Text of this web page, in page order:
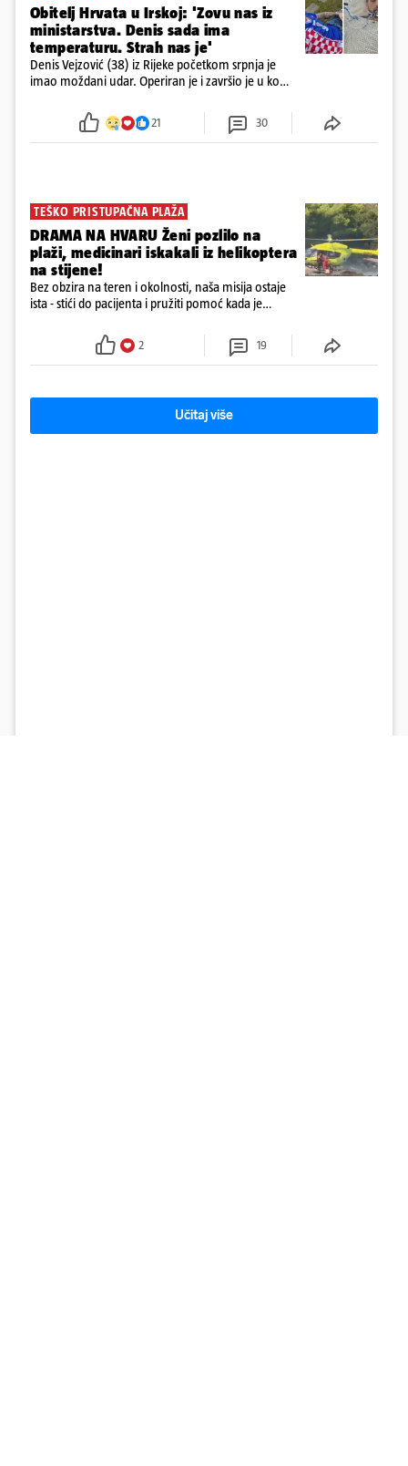
Obitelj Hrvata u Irskoj: 'Zovu nas iz
ministarstva. Denis sada ima
temperaturu. Strah nas je'
Denis Vejzović (38) iz Rijeke početkom srpnja je
imao moždani udar. Operiran je i završio je u komi.
tamošnji liječnici ne vjeruju u oporavak: 'Imamo
21 30
TEŠKO PRISTUPAČNA PLAŽA
DRAMA NA HVARU Ženi pozlilo na
plaži, medicinari iskakali iz helikoptera
na stijene!
Bez obzira na teren i okolnosti, naša misija ostaje
ista - stići do pacijenta i pružiti pomoć kada je
2 19
Učitaj više